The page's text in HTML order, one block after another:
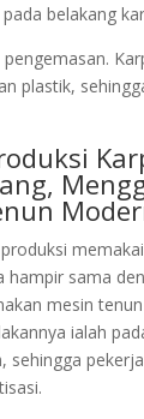
belakang
pengemasan.
plastik,
hampir sama
mesin
ialah
sehingga